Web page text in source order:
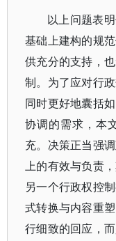
以上问题表
基础上建构的规
供充分的支持，
制。为了应对行
同时更好地囊括
协调的需求，本
充。决策正当强
上的有效与负责
另一个行政权控
式转换与内容重
行细致的回应，